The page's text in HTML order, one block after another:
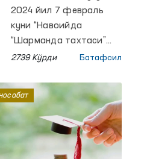
муносабат
билдирди
2024 йил 7 февраль
куни “Навоийда
“Шарманда тахтаси”
пайдо бўлди”
эълон қилинди.
2739 Кўрди Батафсил